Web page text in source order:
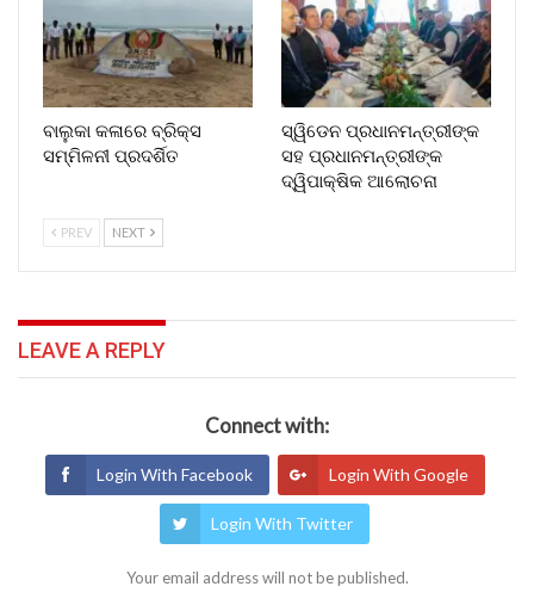
ବାଲୁକା କଳାରେ ବ୍ରିକ୍ସ
ସମ୍ମିଳନୀ ପ୍ରଦର୍ଶିତ
ସ୍ୱିଡେନ ପ୍ରଧାନମନ୍ତ୍ରୀଙ୍କ
ସହ ପ୍ରଧାନମନ୍ତ୍ରୀଙ୍କ
ଦ୍ୱିପାକ୍ଷିକ ଆଲୋଚନା
PREV NEXT
LEAVE A REPLY
Connect with:
Login With Facebook Login With Google
Login With Twitter
Your email address will not be published.